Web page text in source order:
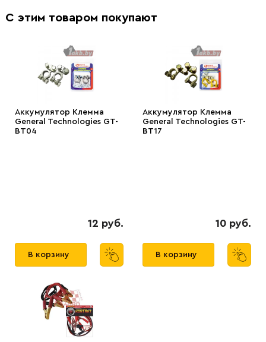
С этим товаром покупают
Аккумулятор Клемма
General Technologies GT-
BT04
12 руб.
В корзину
Аккумулятор Клемма
General Technologies GT-
BT17
10 руб.
В корзину